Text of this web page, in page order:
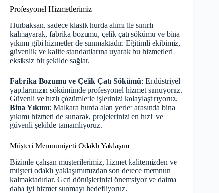
Profesyonel Hizmetlerimiz
Hurbaksan, sadece klasik hurda alımı ile sınırlı
kalmayarak, fabrika bozumu, çelik çatı sökümü ve bina
yıkımı gibi hizmetler de sunmaktadır. Eğitimli ekibimiz,
güvenlik ve kalite standartlarına uyarak bu hizmetleri
eksiksiz bir şekilde sağlar.
Fabrika Bozumu ve Çelik Çatı Sökümü: Endüstriyel
yapılarınızın sökümünde profesyonel hizmet sunuyoruz.
Güvenli ve hızlı çözümlerle işlerinizi kolaylaştırıyoruz.
Bina Yıkımı: Malkara hurda alan yerler arasında bina
yıkımı hizmeti de sunarak, projelerinizi en hızlı ve
güvenli şekilde tamamlıyoruz.
Müşteri Memnuniyeti Odaklı Yaklaşım
Bizimle çalışan müşterilerimiz, hizmet kalitemizden ve
müşteri odaklı yaklaşımımızdan son derece memnun
kalmaktadırlar. Geri dönüşlerinizi önemsiyor ve daima
daha iyi hizmet sunmayı hedefliyoruz.